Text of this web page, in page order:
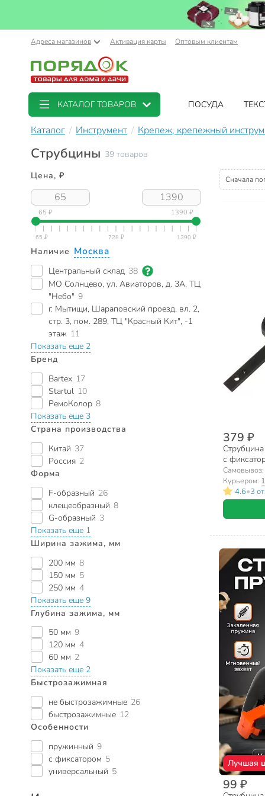
Адреса магазинов Активация карты Оптовым клиентам
КАТАЛОГ ТОВАРОВ ПОСУДА
Каталог Инструмент Крепеж, крепежный
Струбцины 39 товаров
Цена, ₽
65 ₽ 1390 ₽
Наличие Москва
Центральный склад 38
МО Солнцево, ул. Авиаторов, д. 3А, ТЦ
"Небо" 9
г. Мытищи, Шараповский проезд, вл. 2,
стр. 3, пом. 289, ТЦ "Красный Кит", -1
этаж 11
Показать еще 2
Бренд
Bartex 17
Startul 10
РемоКолор 8
Показать еще 3
Страна производства
Китай 37
Россия 2
Форма
F-образный 26
клещеобразный 8
G-образный 3
Показать еще 1
Ширина зажима, мм
200 мм 8
150 мм 5
250 мм 4
Показать еще 9
Глубина зажима, мм
50 мм 9
120 мм 4
60 мм 2
Показать еще 2
Быстрозажимная
не быстрозажимные 26
быстрозажимные 12
Особенности
пружинный 9
с фиксатором 5
универсальный 5
Сначала
379 ₽
с
315
Самовывоз:
Курьером:
4.6•3
Лучшая
99 ₽